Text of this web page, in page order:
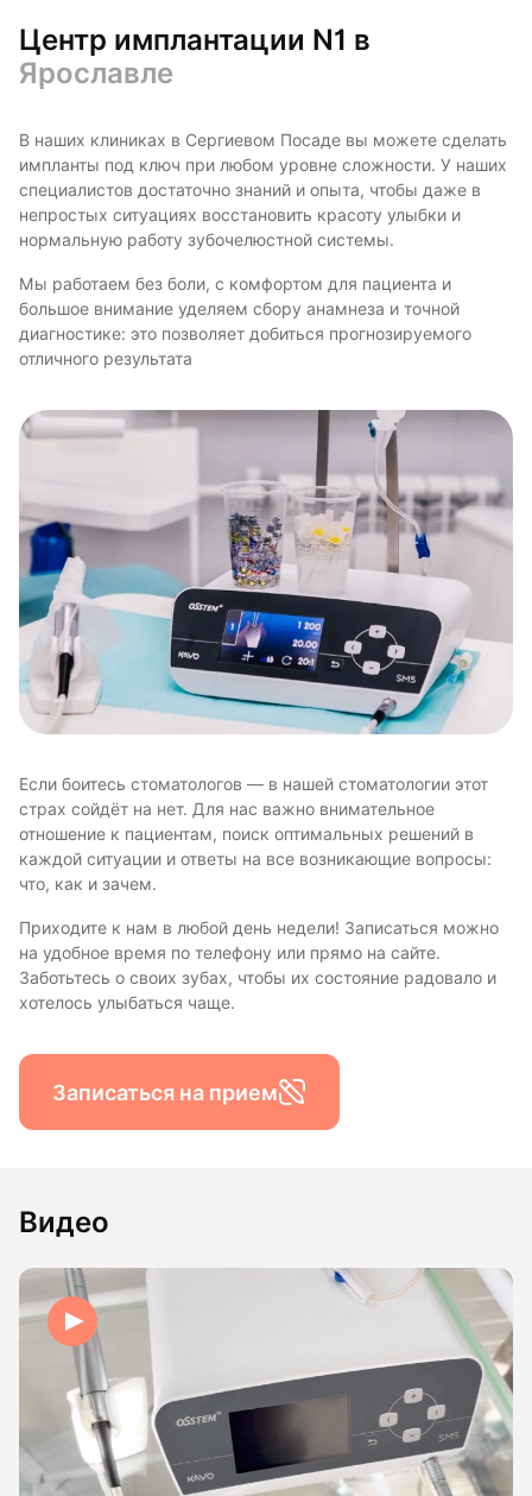
Центр имплантации N1 в
Ярославле
В наших клиниках в Сергиевом Посаде вы можете сделать
импланты под ключ при любом уровне сложности. У наших
специалистов достаточно знаний и опыта, чтобы даже в
непростых ситуациях восстановить красоту улыбки и
нормальную работу зубочелюстной системы.
Мы работаем без боли, с комфортом для пациента и
большое внимание уделяем сбору анамнеза и точной
диагностике: это позволяет добиться прогнозируемого
отличного результата
Если боитесь стоматологов — в нашей стоматологии этот
страх сойдёт на нет. Для нас важно внимательное
отношение к пациентам, поиск оптимальных решений в
каждой ситуации и ответы на все возникающие вопросы:
что, как и зачем.
Приходите к нам в любой день недели! Записаться можно
на удобное время по телефону или прямо на сайте.
Заботьтесь о своих зубах, чтобы их состояние радовало и
хотелось улыбаться чаще.
Записаться на прием
Видео